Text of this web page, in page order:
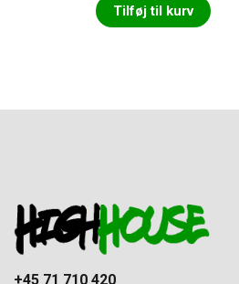
Tilføj til kurv
+45 71 710 420